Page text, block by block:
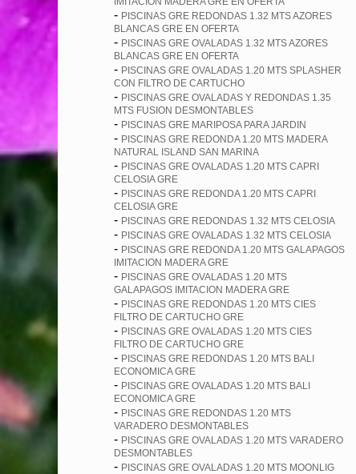
- PISCINAS GRE REDONDAS 1.32 MTS AZORES
BLANCAS GRE EN OFERTA
- PISCINAS GRE OVALADAS 1.32 MTS AZORES
BLANCAS GRE EN OFERTA
- PISCINAS GRE OVALADAS 1.20 MTS SPLASHER
CON FILTRO DE CARTUCHO
- PISCINAS GRE OVALADAS Y REDONDAS 1.35
MTS FUSION DESMONTABLES
- PISCINAS GRE MARIPOSA PARA JARDIN
- PISCINAS GRE REDONDA 1.20 MTS MADERA
NATURAL ISLAND SAN MARINA
- PISCINAS GRE OVALADAS 1.20 MTS CAPRI
CELOSIA GRE
- PISCINAS GRE REDONDA 1.20 MTS CAPRI
CELOSIA GRE
- PISCINAS GRE REDONDAS 1.32 MTS CELOSIA
- PISCINAS GRE OVALADAS 1.32 MTS CELOSIA
- PISCINAS GRE REDONDA 1.20 MTS GALAPAGOS
IMITACION MADERA GRE
- PISCINAS GRE OVALADAS 1.20 MTS
GALAPAGOS IMITACION MADERA GRE
- PISCINAS GRE REDONDAS 1.20 MTS CIES
FILTRO DE CARTUCHO GRE
- PISCINAS GRE OVALADAS 1.20 MTS CIES
FILTRO DE CARTUCHO GRE
- PISCINAS GRE REDONDAS 1.20 MTS BALI
ECONOMICA GRE
- PISCINAS GRE OVALADAS 1.20 MTS BALI
ECONOMICA GRE
- PISCINAS GRE REDONDAS 1.20 MTS
VARADERO DESMONTABLES
- PISCINAS GRE OVALADAS 1.20 MTS VARADERO
DESMONTABLES
- PISCINAS GRE OVALADAS 1.20 MTS MOONLIG